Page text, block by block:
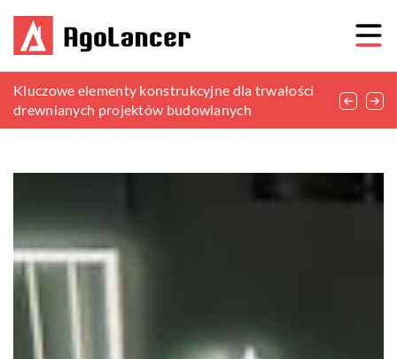
Naturalne sposoby na poprawę jakości gleby w
ogrodzie
Kluczowe elementy konstrukcyjne dla trwałości
drewnianych projektów budowlanych
Jak stworzyć unikalną atmosferę w jadalni za
pomocą tekstyliów?